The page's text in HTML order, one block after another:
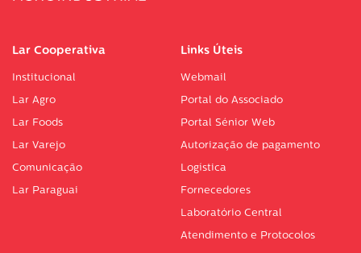
Lar Cooperativa
Institucional
Lar Agro
Lar Foods
Lar Varejo
Comunicação
Lar Paraguai
Links Úteis
Webmail
Portal do Associado
Portal Sénior Web
Autorização de pagamento
Logística
Fornecedores
Laboratório Central
Atendimento e Protocolos